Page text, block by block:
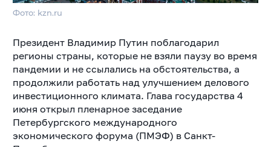
Фото: kzn.ru
Президент Владимир Путин поблагодарил
регионы страны, которые не взяли паузу во время
пандемии и не ссылались на обстоятельства, а
продолжили работать над улучшением делового
инвестиционного климата. Глава государства 4
июня открыл пленарное заседание
Петербургского международного
экономического форума (ПМЭФ) в Санкт-